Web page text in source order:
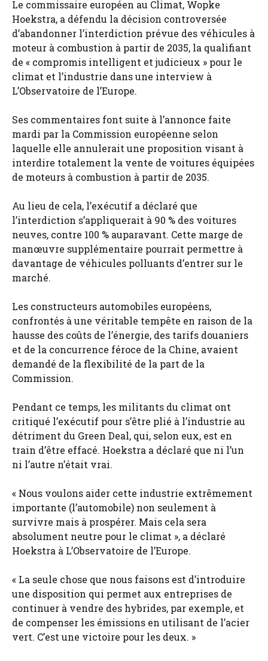
Le commissaire européen au Climat, Wopke
Hoekstra, a défendu la décision controversée
d’abandonner l’interdiction prévue des véhicules à
moteur à combustion à partir de 2035, la qualifiant
de « compromis intelligent et judicieux » pour le
climat et l’industrie dans une interview à
L’Observatoire de l’Europe.
Ses commentaires font suite à l’annonce faite
mardi par la Commission européenne selon
laquelle elle annulerait une proposition visant à
interdire totalement la vente de voitures équipées
de moteurs à combustion à partir de 2035.
Au lieu de cela, l’exécutif a déclaré que
l’interdiction s’appliquerait à 90 % des voitures
neuves, contre 100 % auparavant. Cette marge de
manœuvre supplémentaire pourrait permettre à
davantage de véhicules polluants d’entrer sur le
marché.
Les constructeurs automobiles européens,
confrontés à une véritable tempête en raison de la
hausse des coûts de l’énergie, des tarifs douaniers
et de la concurrence féroce de la Chine, avaient
demandé de la flexibilité de la part de la
Commission.
Pendant ce temps, les militants du climat ont
critiqué l’exécutif pour s’être plié à l’industrie au
détriment du Green Deal, qui, selon eux, est en
train d’être effacé. Hoekstra a déclaré que ni l’un
ni l’autre n’était vrai.
« Nous voulons aider cette industrie extrêmement
importante (l’automobile) non seulement à
survivre mais à prospérer. Mais cela sera
absolument neutre pour le climat », a déclaré
Hoekstra à L’Observatoire de l’Europe.
« La seule chose que nous faisons est d’introduire
une disposition qui permet aux entreprises de
continuer à vendre des hybrides, par exemple, et
de compenser les émissions en utilisant de l’acier
vert. C’est une victoire pour les deux. »